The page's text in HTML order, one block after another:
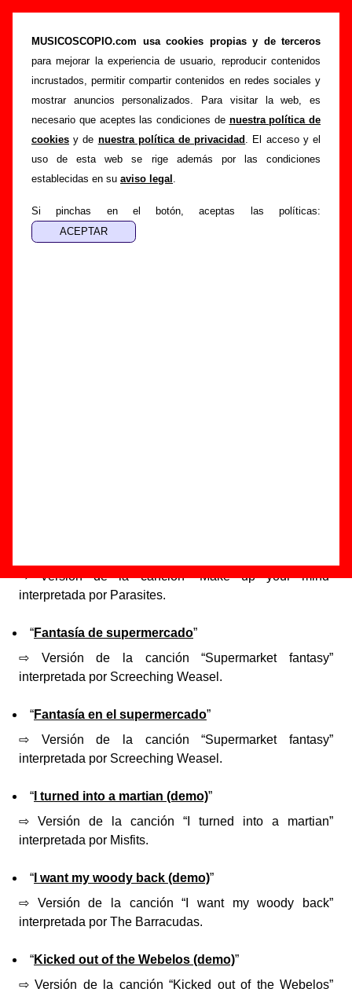
MUSICOSCOPIO.com usa cookies propias y de terceros
para mejorar la experiencia de usuario, reproducir contenidos
incrustados, permitir compartir contenidos en redes sociales y
mostrar anuncios personalizados. Para visitar la web, es
necesario que aceptes las condiciones de nuestra política de
cookies y de nuestra política de privacidad . El acceso y el
uso de esta web se rige además por las condiciones
establecidas en su aviso legal .
Si pinchas en el botón, aceptas las políticas:
Biografía de Fast Food: miembros, historia y
publicaciones
Portada >Fast Food
Esta página recopila información sobre la biografía de
Food: sus componentes iniciales y los cambios de
formación, su trayectoria y otros grupos relacionados, los
discos y las canciones que han publicado, enlaces con
información adicional... Si lo deseas, puedes ayudar a
corrigiendo la existente.
Grupos de Madrid
⇨ Versión de la canción “Make up your mind”
interpretada por Parasites.
“Fantasía de supermercado”
⇨ Versión de la canción “Supermarket fantasy”
interpretada por Screeching Weasel.
“Fantasía en el supermercado”
⇨ Versión de la canción “Supermarket fantasy”
interpretada por Screeching Weasel.
“ I turned into a martian (demo)”
⇨ Versión de la canción “I turned into a martian”
interpretada por Misfits.
“ I want my woody back (demo)”
⇨ Versión de la canción “I want my woody back”
interpretada por The Barracudas.
“Kicked out of the Webelos (demo)”
⇨ Versión de la canción “Kicked out of the Webelos”